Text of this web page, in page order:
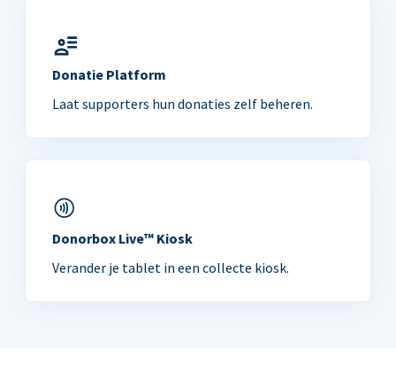
Donatie Platform
Laat supporters hun donaties zelf beheren.
Donorbox Live™ Kiosk
Verander je tablet in een collecte kiosk.